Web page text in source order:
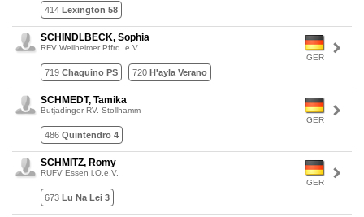
414 Lexington 58
GER
SCHINDLBECK, Sophia
RFV Weilheimer Pffrd. e.V.
719 Chaquino PS 720 H'ayla Verano
GER
SCHMEDT, Tamika
Butjadinger RV. Stollhamm
486 Quintendro 4
GER
SCHMITZ, Romy
RUFV Essen i.O.e.V.
673 Lu Na Lei 3